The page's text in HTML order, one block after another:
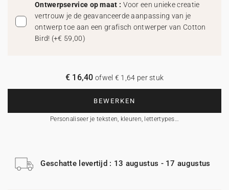
Ontwerpservice op maat : Voor een unieke creatie
vertrouw je de geavanceerde aanpassing van je
ontwerp toe aan een grafisch ontwerper van Cotton
Bird! (+€ 59,00)
BEWERKEN
Personaliseer je teksten, kleuren, lettertypes…
€ 16,40 ofwel € 1,64 per stuk
Geschatte levertijd : 13 augustus - 17 augustus